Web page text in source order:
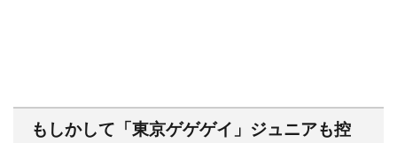
もしかして「東京ゲゲゲイ」ジュニアも控